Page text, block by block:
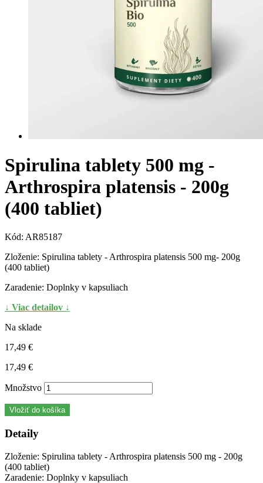
Spirulina tablety 500 mg -
Arthrospira platensis - 200g
(400 tabliet)
Kód: AR85187
Zloženie: Spirulina tablety - Arthrospira platensis 500 mg- 200g
(400 tabliet)
Zaradenie: Doplnky v kapsuliach
↓ Viac detailov ↓
Na sklade
17,49 €
17,49 €
Množstvo
Vložiť do košíka
Detaily
Zloženie: Spirulina tablety - Arthrospira platensis 500 mg - 200g
(400 tabliet)
Zaradenie: Doplnky v kapsuliach